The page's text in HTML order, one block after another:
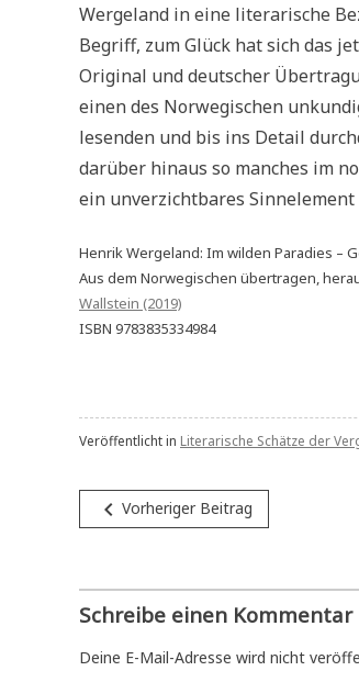
Wergeland in eine literarische
Begriff, zum Glück hat sich das
Original und deutscher
einen des Norwegischen
lesenden und bis ins Detail
darüber hinaus so manches im
ein unverzichtbares Sinnelement
Henrik Wergeland: Im wilden Paradies –
Aus dem Norwegischen übertragen,
Wallstein (2019)
ISBN 9783835334984
Veröffentlicht in Literarische Schätze der
Beitragsnavigation
navigate_before Vorheriger Beitrag
Schreibe einen Kommentar
Deine E-Mail-Adresse wird nicht